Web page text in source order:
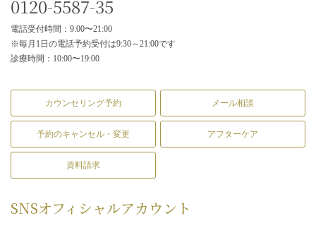
0120-5587-35
電話受付時間：9:00〜21:00
※毎月1日の電話予約受付は9:30～21:00です
診療時間：10:00〜19:00
カウンセリング予約 メール相談
予約のキャンセル・変更 アフターケア
資料請求
SNSオフィシャルアカウント